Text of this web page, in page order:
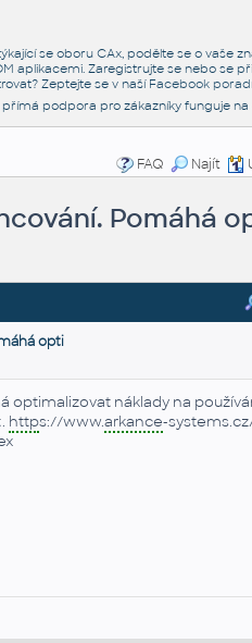
se oboru CAx, podělte se o vaše
aplikacemi. Zaregistrujte se nebo se
Zeptejte se v naší Facebook
podpora pro zákazníky funguje na
FAQ
Najít
Pomáhá
opti
náklady na
https://www.arkance-